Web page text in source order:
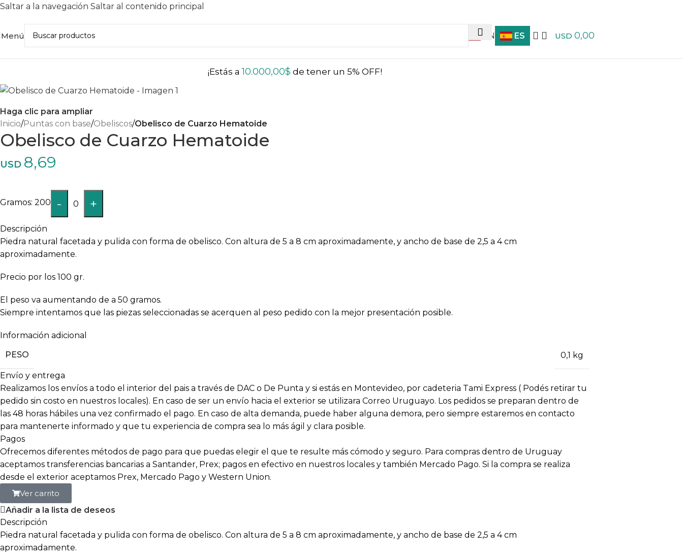
Saltar a la navegación Saltar al contenido principal
Menú EN ES USD 0,00
¡Estás a10.000,00$ de tener un 5% OFF!
Haga clic para ampliar
Inicio/Puntas con base/Obeliscos/Obelisco de Cuarzo Hematoide
Obelisco de Cuarzo Hematoide
USD 8,69
200 - 0 +
Descripción
Piedra natural facetada y pulida con forma de obelisco. Con altura de 5 a 8 cm aproximadamente, y ancho de base de 2,5 a 4 cm
aproximadamente.
Precio por los 100 gr.
El peso va aumentando de a 50 gramos.
Siempre intentamos que las piezas seleccionadas se acerquen al peso pedido con la mejor presentación posible.
Información adicional
PESO
0,1 kg
Envío y entrega
Realizamos los envíos a todo el interior del pais a través de DAC o De Punta y si estás en Montevideo, por cadeteria Tami Express ( Podés retirar tu
pedido sin costo en nuestros locales). En caso de ser un envío hacia el exterior se utilizara Correo Uruguayo. Los pedidos se preparan dentro de
las 48 horas hábiles una vez confirmado el pago. En caso de alta demanda, puede haber alguna demora, pero siempre estaremos en contacto
para mantenerte informado y que tu experiencia de compra sea lo más ágil y clara posible.
Pagos
Ofrecemos diferentes métodos de pago para que puedas elegir el que te resulte más cómodo y seguro. Para compras dentro de Uruguay
aceptamos transferencias bancarias a Santander, Prex; pagos en efectivo en nuestros locales y también Mercado Pago. Si la compra se realiza
desde el exterior aceptamos Prex, Mercado Pago y Western Union.
Ver carrito
Añadir a la lista de deseos
Descripción
Piedra natural facetada y pulida con forma de obelisco. Con altura de 5 a 8 cm aproximadamente, y ancho de base de 2,5 a 4 cm
aproximadamente.